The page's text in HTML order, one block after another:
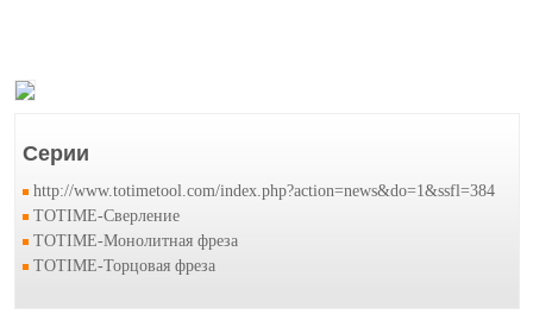
Серии
http://www.totimetool.com/index.php?action=news&do=1&ssfl=384
TOTIME-Сверление
TOTIME-Mонолитная фреза
TOTIME-Торцовая фреза